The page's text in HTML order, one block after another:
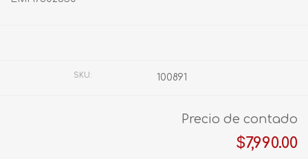
SKU: 100891
Precio de contado
$7,990.00